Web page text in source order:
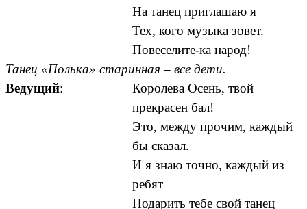
На танец приглашаю я
Тех, кого музыка зовет.
Повеселите-ка народ!
Танец «Полька» старинная – все дети.
Ведущий:
Королева Осень, твой
прекрасен бал!
Это, между прочим, каждый
бы сказал.
И я знаю точно, каждый из
ребят
Подарить тебе свой танец